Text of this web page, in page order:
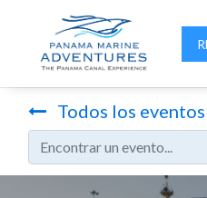
Todos los eventos